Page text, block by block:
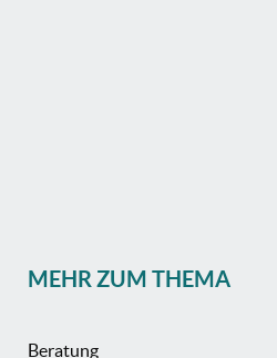
MEHR ZUM THEMA
Beratung